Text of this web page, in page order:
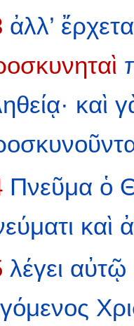
ἀλλ’
καὶ
Πνεῦμα ὁ
καὶ
λέγει αὐτῷ